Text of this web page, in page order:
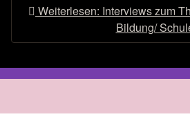
Weiterlesen: Interviews zum
Bildung/